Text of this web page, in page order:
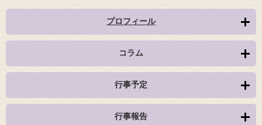
プロフィール
コラム
行事予定
行事報告